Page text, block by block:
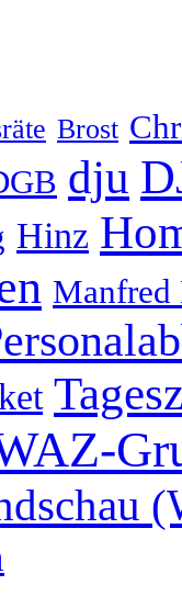
Brost
dju
Hinz
Manfred